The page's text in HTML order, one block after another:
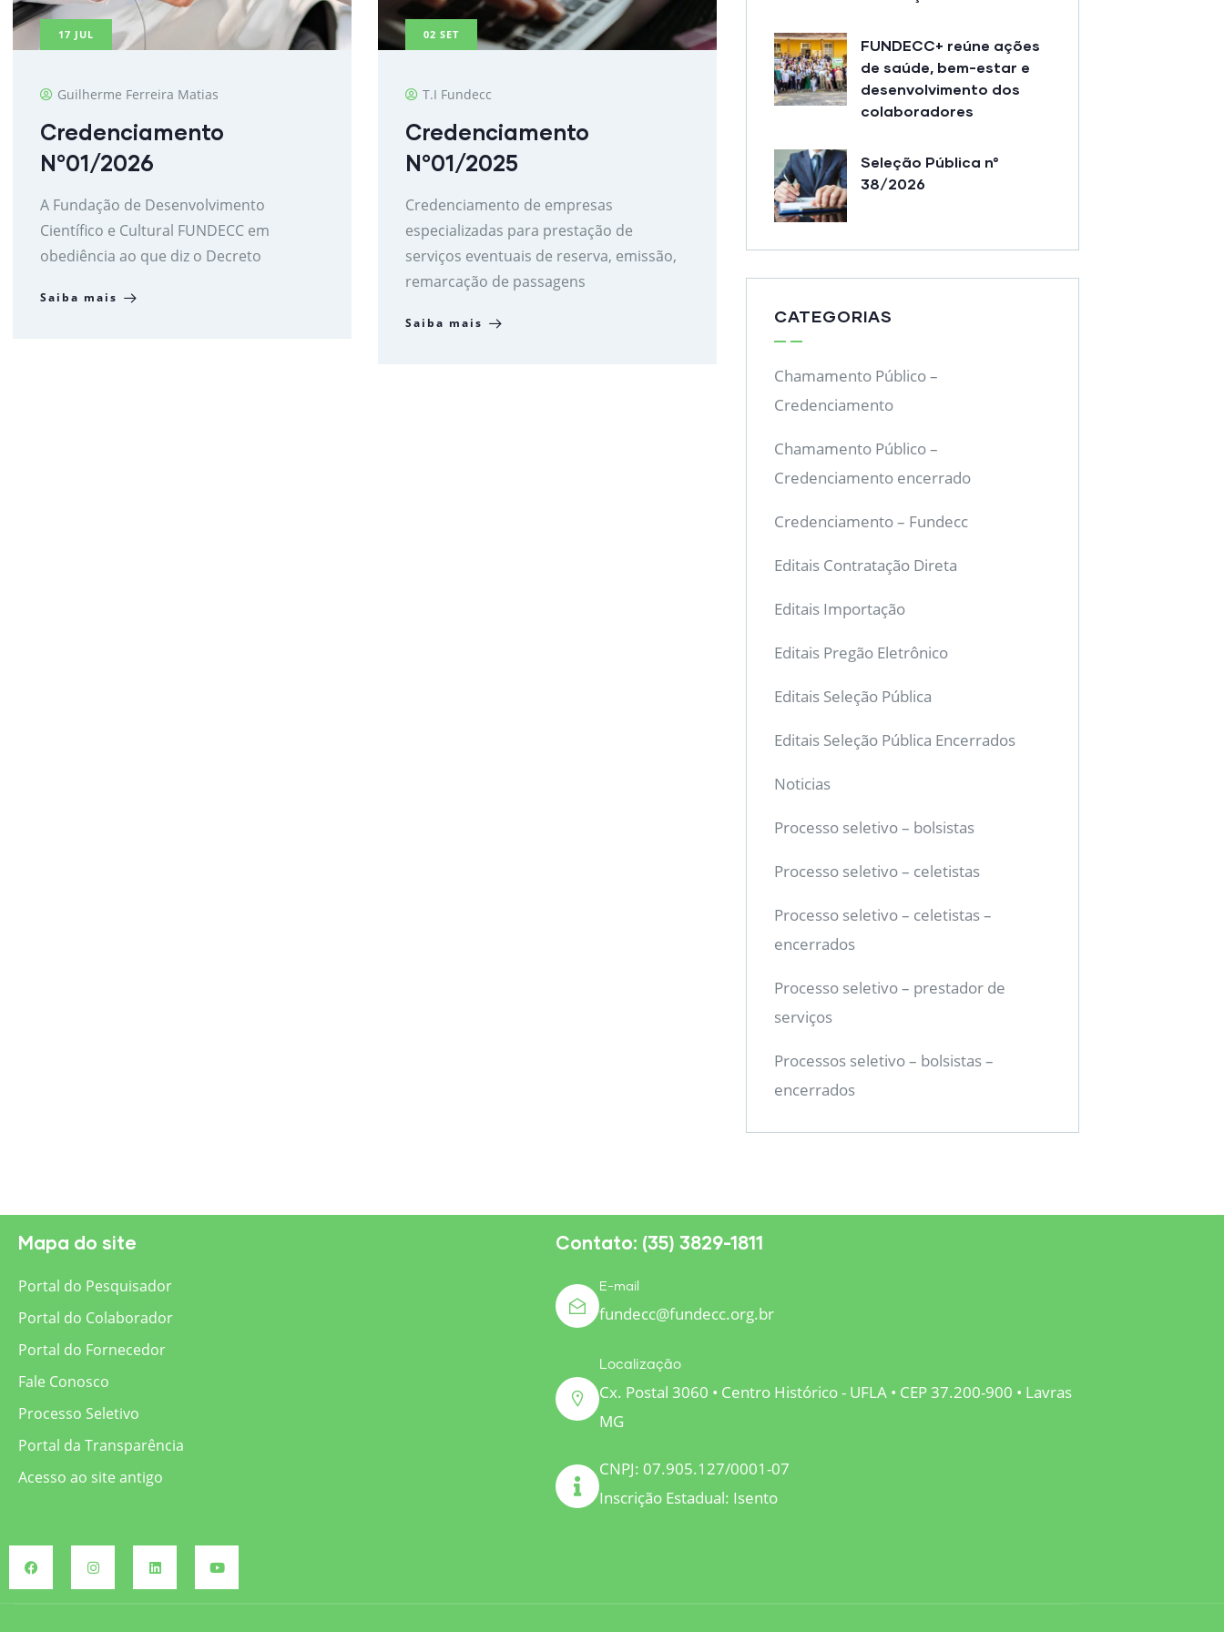
17 JUL
Guilherme Ferreira Matias
Credenciamento
N°01/2026
A Fundação de Desenvolvimento
Científico e Cultural FUNDECC em
obediência ao que diz o Decreto
Saiba mais
02 SET
T.I Fundecc
Credenciamento
N°01/2025
Credenciamento de empresas
especializadas para prestação de
serviços eventuais de reserva, emissão,
remarcação de passagens
Saiba mais
FUNDECC+ reúne ações
de saúde, bem-estar e
desenvolvimento dos
colaboradores
Seleção Pública n°
38/2026
CATEGORIAS
Chamamento Público –
Credenciamento
Chamamento Público –
Credenciamento encerrado
Credenciamento – Fundecc
Editais Contratação Direta
Editais Importação
Editais Pregão Eletrônico
Editais Seleção Pública
Editais Seleção Pública Encerrados
Noticias
Processo seletivo – bolsistas
Processo seletivo – celetistas
Processo seletivo – celetistas –
encerrados
Processo seletivo – prestador de
serviços
Processos seletivo – bolsistas –
encerrados
Mapa do site
Portal do Pesquisador
Portal do Colaborador
Portal do Fornecedor
Fale Conosco
Processo Seletivo
Portal da Transparência
Acesso ao site antigo
Contato: (35) 3829-1811
E-mail
fundecc@fundecc.org.br
Localização
Cx. Postal 3060 • Centro Histórico - UFLA • CEP 37.200-900 • Lavras
MG
CNPJ: 07.905.127/0001-07
Inscrição Estadual: Isento